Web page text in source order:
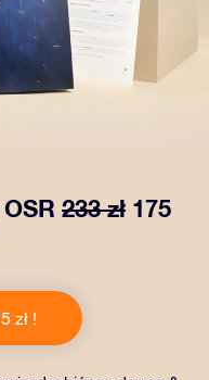
233 zł 175
obejmuje piękną
wysłane na
cyfrowe i bezpłatny
zł !